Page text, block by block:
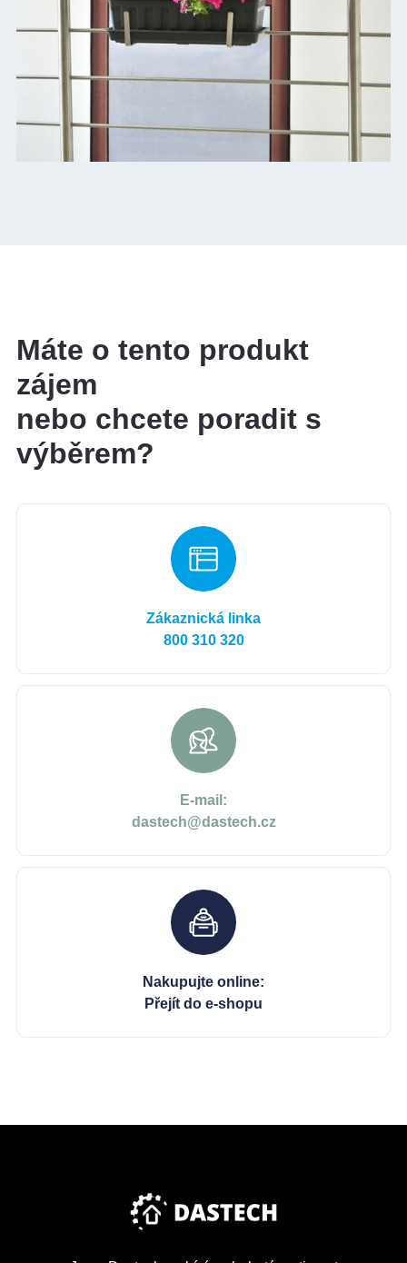
Máte o tento produkt
zájem
nebo chcete poradit s
výběrem?
Zákaznická linka
800 310 320
E-mail:
dastech@dastech.cz
Nakupujte online:
Přejít do e-shopu